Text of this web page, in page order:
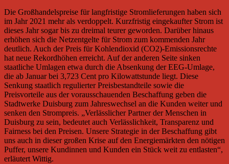
Die Großhandelspreise für langfristige Stromlieferungen haben sich
im Jahr 2021 mehr als verdoppelt. Kurzfristig eingekaufter Strom ist
dieses Jahr sogar bis zu dreimal teurer geworden. Darüber hinaus
erhöhen sich die Netzentgelte für Strom zum kommenden Jahr
deutlich. Auch der Preis für Kohlendioxid (CO2)-Emissionsrechte
hat neue Rekordhöhen erreicht. Auf der anderen Seite sinken
staatliche Umlagen etwa durch die Absenkung der EEG-Umlage,
die ab Januar bei 3,723 Cent pro Kilowattstunde liegt. Diese
Senkung staatlich regulierter Preisbestandteile sowie die
Preisvorteile aus der vorausschauenden Beschaffung geben die
Stadtwerke Duisburg zum Jahreswechsel an die Kunden weiter und
senken den Strompreis. „Verlässlicher Partner der Menschen in
Duisburg zu sein, bedeutet auch Verlässlichkeit, Transparenz und
Fairness bei den Preisen. Unsere Strategie in der Beschaffung gibt
uns auch in dieser großen Krise auf den Energiemärkten den nötigen
Puffer, unsere Kundinnen und Kunden ein Stück weit zu entlasten“,
erläutert Wittig.